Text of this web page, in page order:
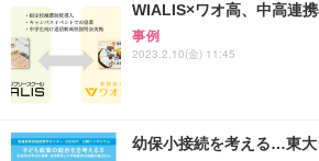
WIALIS×ワオ高、中高連
事例
2023.2.10(金) 11:45
幼保小接続を考える…東